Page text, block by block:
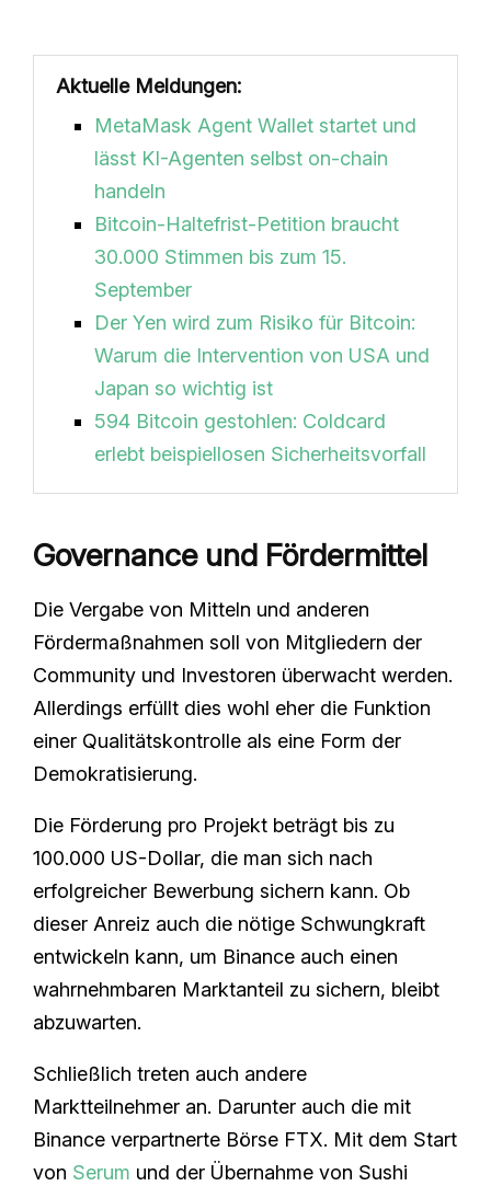
Aktuelle Meldungen:
MetaMask Agent Wallet startet und
lässt KI-Agenten selbst on-chain
handeln
Bitcoin-Haltefrist-Petition braucht
30.000 Stimmen bis zum 15.
September
Der Yen wird zum Risiko für Bitcoin:
Warum die Intervention von USA und
Japan so wichtig ist
594 Bitcoin gestohlen: Coldcard
erlebt beispiellosen Sicherheitsvorfall
Governance und Fördermittel
Die Vergabe von Mitteln und anderen
Fördermaßnahmen soll von Mitgliedern der
Community und Investoren überwacht werden.
Allerdings erfüllt dies wohl eher die Funktion
einer Qualitätskontrolle als eine Form der
Demokratisierung.
Die Förderung pro Projekt beträgt bis zu
100.000 US-Dollar, die man sich nach
erfolgreicher Bewerbung sichern kann. Ob
dieser Anreiz auch die nötige Schwungkraft
entwickeln kann, um Binance auch einen
wahrnehmbaren Marktanteil zu sichern, bleibt
abzuwarten.
Schließlich treten auch andere
Marktteilnehmer an. Darunter auch die mit
Binance verpartnerte Börse FTX. Mit dem Start
von Serum und der Übernahme von Sushi